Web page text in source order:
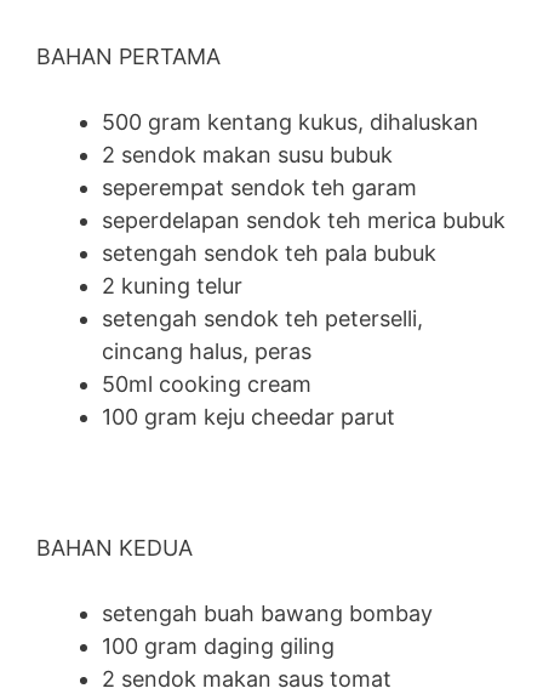
BAHAN PERTAMA
500 gram kentang kukus, dihaluskan
2 sendok makan susu bubuk
seperempat sendok teh garam
seperdelapan sendok teh merica bubuk
setengah sendok teh pala bubuk
2 kuning telur
setengah sendok teh peterselli,
cincang halus, peras
50ml cooking cream
100 gram keju cheedar parut
BAHAN KEDUA
setengah buah bawang bombay
100 gram daging giling
2 sendok makan saus tomat